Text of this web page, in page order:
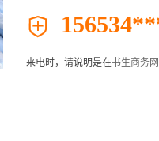

来电时，请说明是在书生商务网